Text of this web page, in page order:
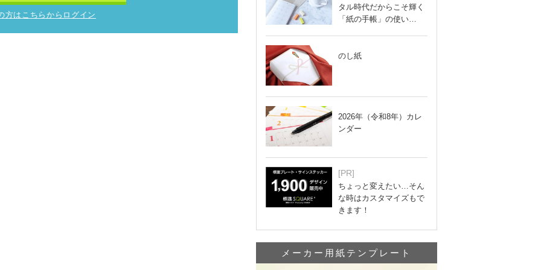
方はこちらからログイン
タル時代だからこそ輝く
「紙の手帳」の使い…
のし紙
2026年（令和8年）カレ
ンダー
[PR]
ちょっと変えたい…そん
な時はカスタマイズもで
きます！
メーカー用紙テンプレート